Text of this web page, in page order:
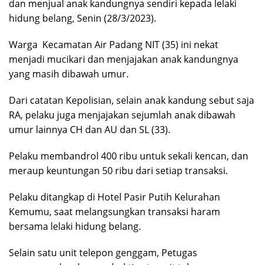
dan menjual anak kandungnya sendiri kepada lelaki
hidung belang, Senin (28/3/2023).
Warga Kecamatan Air Padang NIT (35) ini nekat
menjadi mucikari dan menjajakan anak kandungnya
yang masih dibawah umur.
Dari catatan Kepolisian, selain anak kandung sebut saja
RA, pelaku juga menjajakan sejumlah anak dibawah
umur lainnya CH dan AU dan SL (33).
Pelaku membandrol 400 ribu untuk sekali kencan, dan
meraup keuntungan 50 ribu dari setiap transaksi.
Pelaku ditangkap di Hotel Pasir Putih Kelurahan
Kemumu, saat melangsungkan transaksi haram
bersama lelaki hidung belang.
Selain satu unit telepon genggam, Petugas